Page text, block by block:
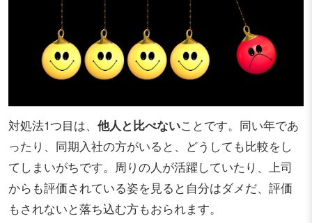
対処法1つ目は、 他人と比べないことです。同い年であ
ったり、同期入社の方がいると、どうしても比較をし
てしまいがちです。周りの人が活躍していたり、上司
からも評価されている姿を見ると自分はダメだ、評価
もされないと落ち込む方もおられます。